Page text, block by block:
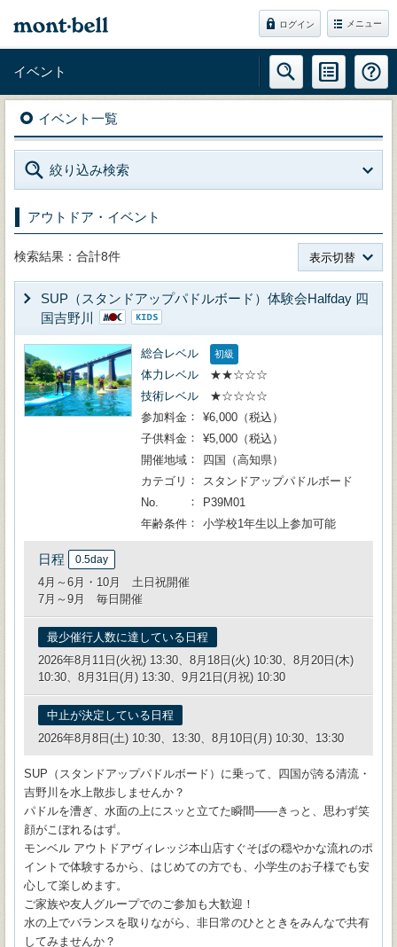
ログイン メニュー
イベント
イベント一覧
絞り込み検索
アウトドア・イベント
検索結果：合計8件 表示切替
SUP（スタンドアップパドルボード）体験会Halfday 四
国吉野川
総合レベル 初級
体力レベル
★★☆☆☆
技術レベル
★☆☆☆☆
参加料金
¥6,000（税込）
子供料金
¥5,000（税込）
開催地域
四国（高知県）
カテゴリ
スタンドアップパドルボード
No.
P39M01
年齢条件
小学校1年生以上参加可能
日程 0.5day
4月～6月・10月 土日祝開催
7月～9月 毎日開催
最少催行人数に達している日程
2026年8月11日(火祝) 13:30、8月18日(火) 10:30、8月20日(木)
10:30、8月31日(月) 13:30、9月21日(月祝) 10:30
中止が決定している日程
2026年8月8日(土) 10:30、13:30、8月10日(月) 10:30、13:30
SUP（スタンドアップパドルボード）に乗って、四国が誇る清流・
吉野川を水上散歩しませんか？
パドルを漕ぎ、水面の上にスッと立てた瞬間——きっと、思わず笑
顔がこぼれるはず。
モンベル アウトドアヴィレッジ本山店すぐそばの穏やかな流れのポ
イントで体験するから、はじめての方でも、小学生のお子様でも安
心して楽しめます。
ご家族や友人グループでのご参加も大歓迎！
水の上でバランスを取りながら、非日常のひとときをみんなで共有
してみませんか？